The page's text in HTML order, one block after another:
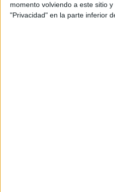
momento volviendo a este sitio
"Privacidad" en la parte inferior
municipis inclosos en
anat ampliant